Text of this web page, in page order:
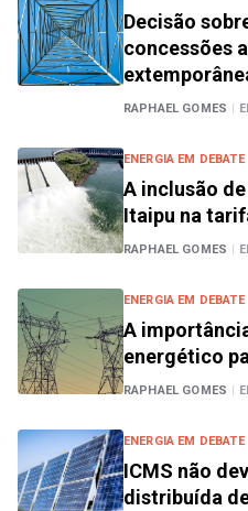
Decisão
concessões
RAPHAEL GOMES |
ENERGIA EM DEBATE
A inclusão
Itaipu na
RAPHAEL GOMES |
ENERGIA EM DEBATE
A
energético
RAPHAEL GOMES |
ENERGIA EM DEBATE
ICMS não
distribuída